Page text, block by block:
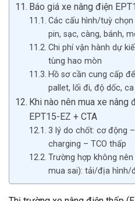
Báo giá xe nâng điện
Các cấu hình/tuỳ
pin, sạc, càng, bánh,
Chi phí vận hành dự
tùng hao mòn
Hồ sơ cần cung cấp
pallet, lối đi, độ dốc,
Khi nào nên mua xe nâng
EPT15-EZ + CTA
3 lý do chốt: cơ động
charging – TCO thấp
Trường hợp không
mua sai): tải/địa hình/